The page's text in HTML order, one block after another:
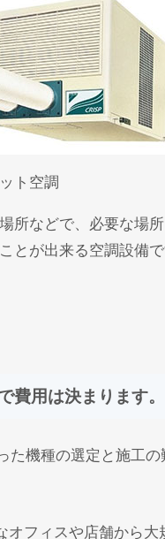
ト空調
所などで、必要な場
とが出来る空調設備で
費用は決まります。
機種の選定と施工
オフィスや店舗から